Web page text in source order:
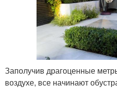
Заполучив драгоценные
воздухе, все начинают